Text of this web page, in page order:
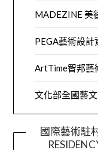
MADEZINE 美
PEGA藝術設計
ArtTime智邦藝
文化部全國藝
國際藝術駐